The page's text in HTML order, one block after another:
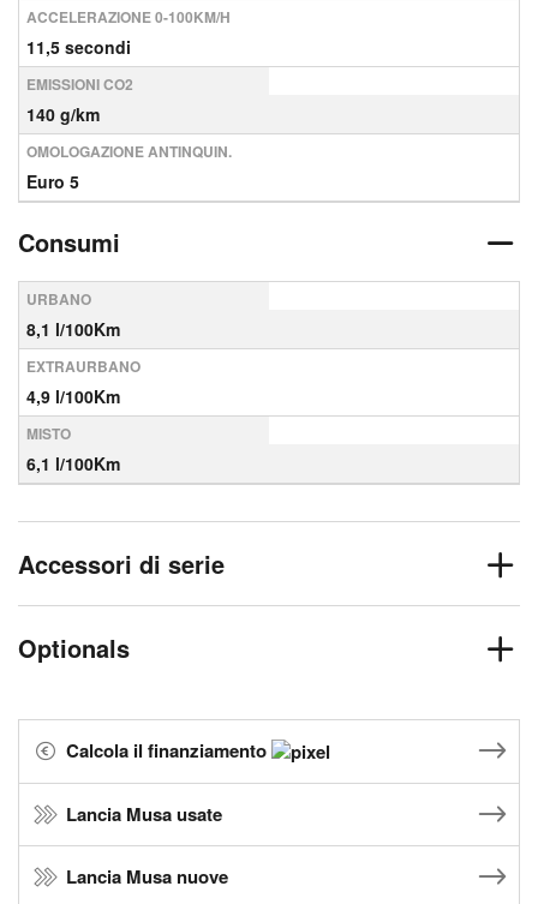
ACCELERAZIONE 0-100KM/H
11,5 secondi
EMISSIONI CO2
140 g/km
OMOLOGAZIONE ANTINQUIN.
Euro 5
Consumi
URBANO
8,1 l/100Km
EXTRAURBANO
4,9 l/100Km
MISTO
6,1 l/100Km
Accessori di serie
Optionals
Calcola il finanziamento
Lancia Musa usate
Lancia Musa nuove